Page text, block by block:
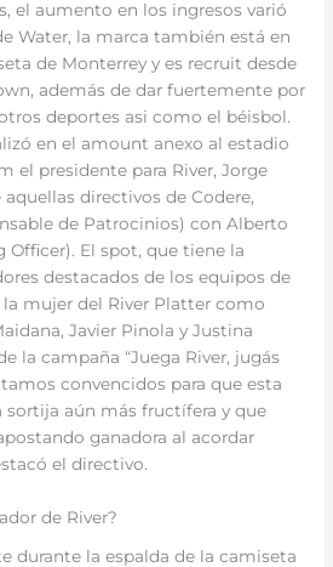
el aumento en los ingresos varió
Water, la marca también está en
de Monterrey y es recruit desde
además de dar fuertemente por
deportes asi como el béisbol.
en el amount anexo al estadio
el presidente para River, Jorge
directivos de Codere,
de Patrocinios) con Alberto
Officer). El spot, que tiene la
destacados de los equipos de
mujer del River Platter como
Javier Pinola y Justina
la campaña “Juega River, jugás
convencidos para que esta
sortija aún más fructífera y que
ganadora al acordar
el directivo.
de River?
durante la espalda de la camiseta